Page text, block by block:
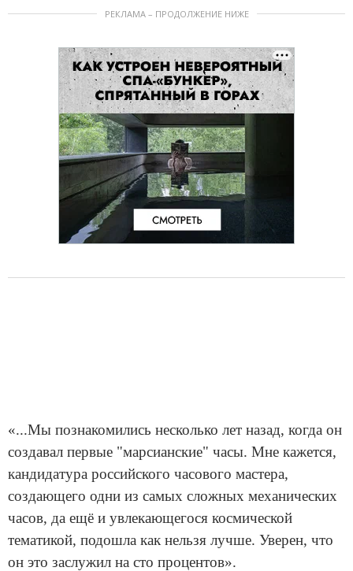
РЕКЛАМА – ПРОДОЛЖЕНИЕ НИЖЕ
«...Мы познакомились несколько лет назад, когда он
создавал первые "марсианские" часы. Мне кажется,
кандидатура российского часового мастера,
создающего одни из самых сложных механических
часов, да ещё и увлекающегося космической
тематикой, подошла как нельзя лучше. Уверен, что
он это заслужил на сто процентов».